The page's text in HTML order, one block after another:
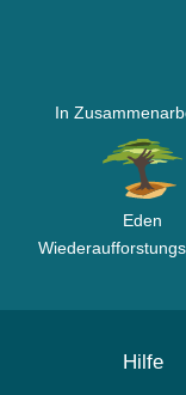
In
Eden
Hilfe